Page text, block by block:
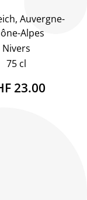
Auvergne-
Alpes
Nivers
75 cl
23.00